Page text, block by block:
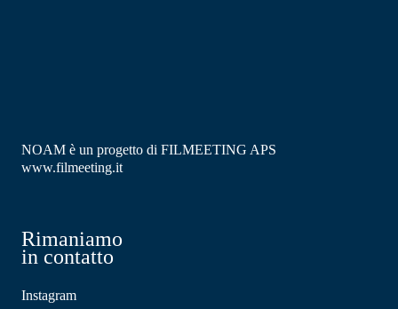
NOAM è un progetto di FILMEETING APS
www.filmeeting.it
Rimaniamo
in contatto
Instagram